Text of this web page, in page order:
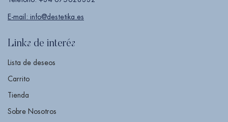
E-mail: info@destetika.es
Links de interés
Lista de deseos
Carrito
Tienda
Sobre Nosotros